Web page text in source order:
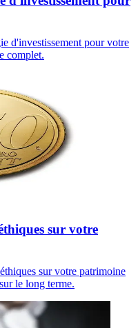
d'investissement pour votre
complet.
sur votre
sur votre patrimoine
le long terme.